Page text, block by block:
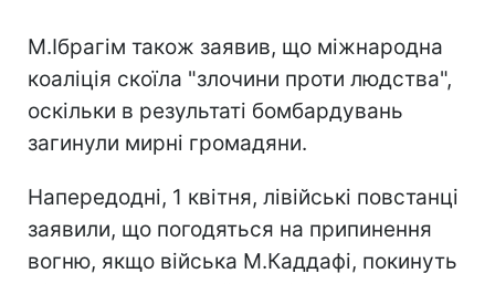
М.Ібрагім також заявив, що міжнародна
коаліція скоїла "злочини проти людства",
оскільки в результаті бомбардувань
загинули мирні громадяни.
Напередодні, 1 квітня, лівійські повстанці
заявили, що погодяться на припинення
вогню, якщо війська М.Каддафі, покинуть